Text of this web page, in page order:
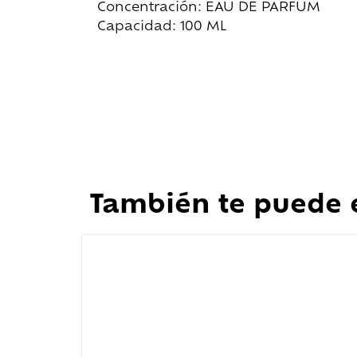
Concentración: EAU DE PARFUM
Capacidad: 100 ML
También te puede